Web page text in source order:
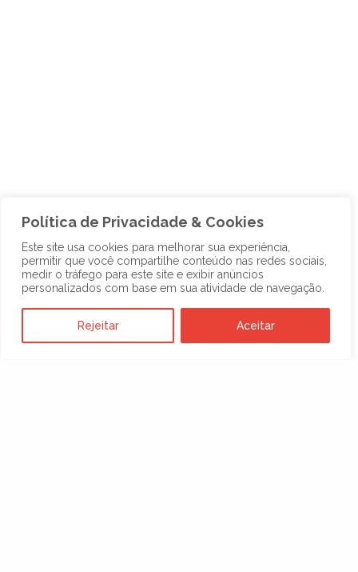
Política de Privacidade & Cookies
Este site usa cookies para melhorar sua experiência,
permitir que você compartilhe conteúdo nas redes sociais,
medir o tráfego para este site e exibir anúncios
personalizados com base em sua atividade de navegação.
Rejeitar Aceitar
Anterior 1 … 4 5 6 … 11 Próxima